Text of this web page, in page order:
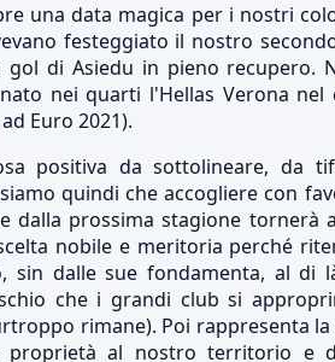
una data magica per i nostri
festeggiato il nostro
gol di Asiedu in pieno recupero.
nei quarti l'Hellas Verona
Euro 2021).
positiva da sottolineare, da
quindi che accogliere con
dalla prossima stagione tornerà
nobile e meritoria perché
sin dalle sue fondamenta, al di
che i grandi club si
rimane). Poi rappresenta
proprietà al nostro territorio e